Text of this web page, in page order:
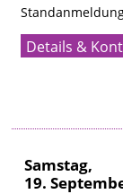
Details &
Samstag,
19.